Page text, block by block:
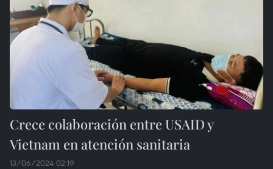
Crece colaboración entre USAID y
Vietnam en atención sanitaria
13/06/2024 02:19